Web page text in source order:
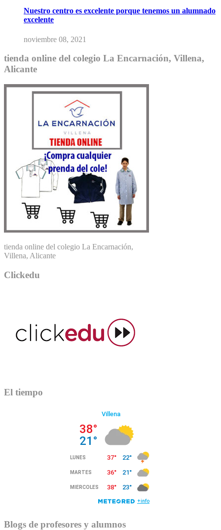
Nuestro centro es excelente porque tenemos un alumnado
excelente
noviembre 08, 2021
tienda online del colegio La Encarnación, Villena,
Alicante
tienda online del colegio La Encarnación,
Villena, Alicante
Clickedu
El tiempo
Blogs de profesores y alumnos